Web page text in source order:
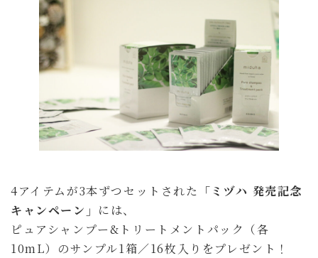
4アイテムが3本ずつセットされた 「ミヅハ 発売記念
キャンペーン」 には、
ピュアシャンプー&トリートメントパック（各
10mL）のサンプル1箱／16枚入りをプレゼント！